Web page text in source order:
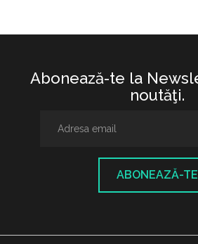
Abonează-te la
noutăţi.
ABONEAZĂ-TE